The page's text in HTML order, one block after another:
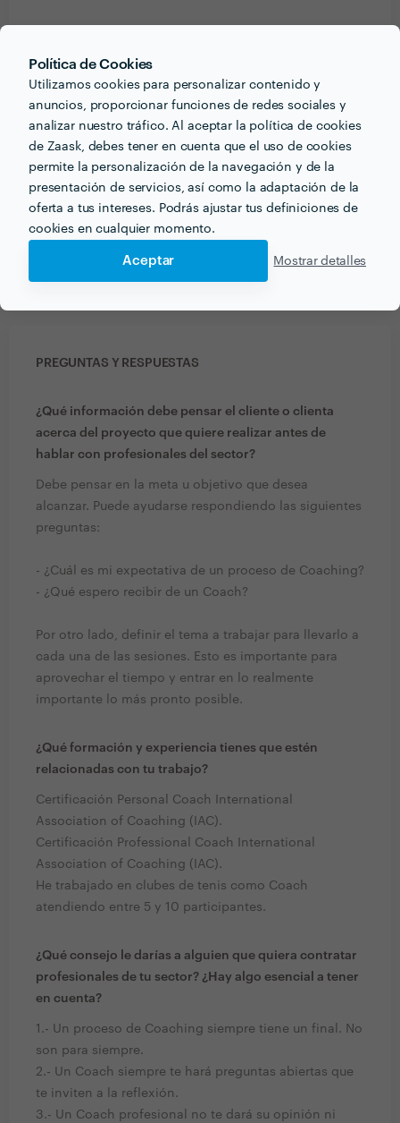
Política de Cookies
Utilizamos cookies para personalizar contenido y
anuncios, proporcionar funciones de redes sociales y
analizar nuestro tráfico. Al aceptar la política de cookies
de Zaask, debes tener en cuenta que el uso de cookies
permite la personalización de la navegación y de la
presentación de servicios, así como la adaptación de la
oferta a tus intereses. Podrás ajustar tus definiciones de
cookies en cualquier momento.
Aceptar Mostrar detalles
5 feb. 2020
Excelente profesional!! Altamente recomendado
Yuliana Atencio
Trabajo realizado fuera de la plataforma
la escuela internacional del coaching.
PREGUNTAS Y RESPUESTAS
¿Qué información debe pensar el cliente o clienta
acerca del proyecto que quiere realizar antes de
hablar con profesionales del sector?
Debe pensar en la meta u objetivo que desea
alcanzar. Puede ayudarse respondiendo las siguientes
preguntas:
- ¿Cuál es mi expectativa de un proceso de Coaching?
- ¿Qué espero recibir de un Coach?
Por otro lado, definir el tema a trabajar para llevarlo a
cada una de las sesiones. Esto es importante para
aprovechar el tiempo y entrar en lo realmente
importante lo más pronto posible.
¿Qué formación y experiencia tienes que estén
relacionadas con tu trabajo?
Certificación Personal Coach International
Association of Coaching (IAC).
Certificación Professional Coach International
Association of Coaching (IAC).
He trabajado en clubes de tenis como Coach
atendiendo entre 5 y 10 participantes.
¿Qué consejo le darías a alguien que quiera contratar
profesionales de tu sector? ¿Hay algo esencial a tener
en cuenta?
1.- Un proceso de Coaching siempre tiene un final. No
son para siempre.
2.- Un Coach siempre te hará preguntas abiertas que
te inviten a la reflexión.
3.- Un Coach profesional no te dará su opinión ni